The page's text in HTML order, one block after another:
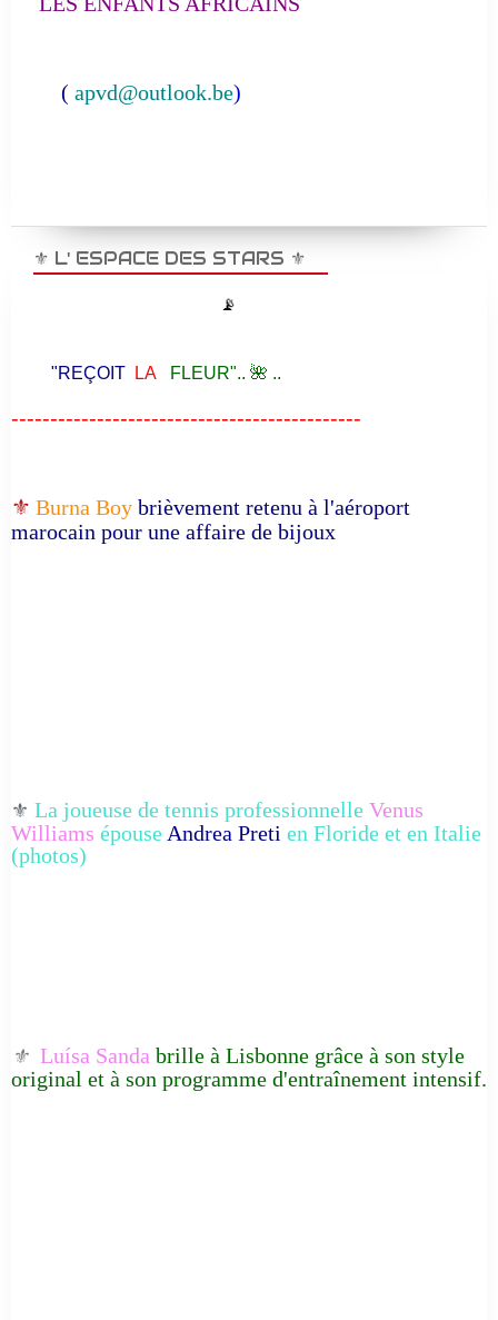
( apvd@outlook.be)
⚜️ L' ESPACE DES STARS ⚜️
📡
"REÇOIT LA FLEUR".. 🌺 ..
---------------------------------------------
⚜️ Burna Boy brièvement retenu à l'aéroport
marocain pour une affaire de bijoux
⚜️ La joueuse de tennis professionnelle Venus
Williams épouse Andrea Preti en Floride et en Italie
(photos)
⚜️ Luísa Sanda brille à Lisbonne grâce à son style
original et à son programme d'entraînement intensif.